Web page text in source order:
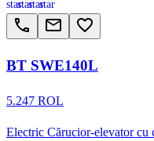
starstarstarstar
call email favorite_border
BT SWE140L
5.247 ROL
Electric Cărucior-elevator cu